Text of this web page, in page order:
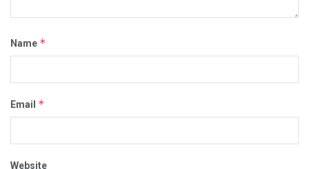
Name *
Email *
Website